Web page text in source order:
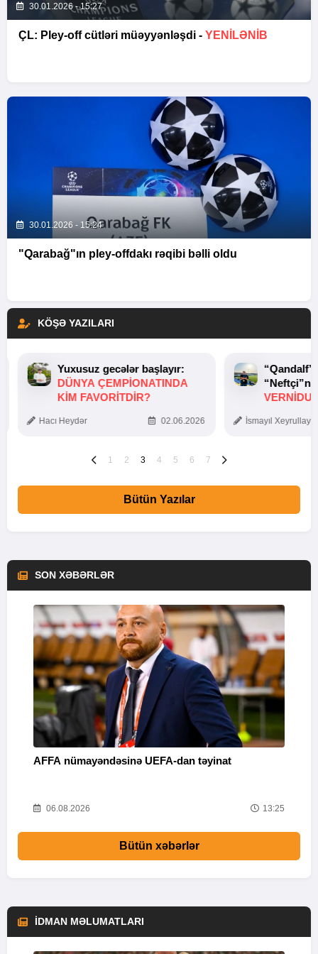
30.01.2026 - 15:27
ÇL: Pley-off cütləri müəyyənləşdi - YENİLƏNİB
30.01.2026 - 15:24
"Qarabağ"ın pley-offdakı rəqibi bəlli oldu
KÖŞƏ YAZILARI
Yuxusuz gecələr başlayır:
DÜNYA ÇEMPIONATINDA
KIM FAVORITDIR?
Hacı Heydər 02.06.2026 İsmayıl
1 2 3 4 5 6 7
Bütün Yazılar
SON XƏBƏRLƏR
AFFA nümayəndəsinə UEFA-dan təyinat
06.08.2026 13:25
Bütün xəbərlər
İDMAN MƏLUMATLARI